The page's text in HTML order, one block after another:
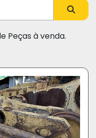
Peças à venda.